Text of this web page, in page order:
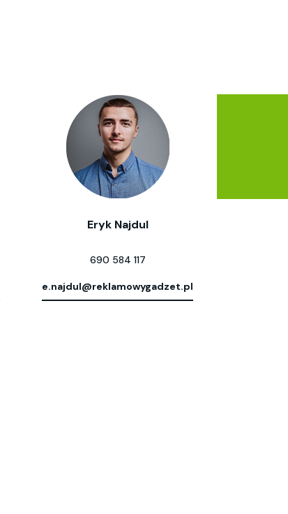
Eryk Najdul
690 584 117
e.najdul@reklamowygadzet.pl